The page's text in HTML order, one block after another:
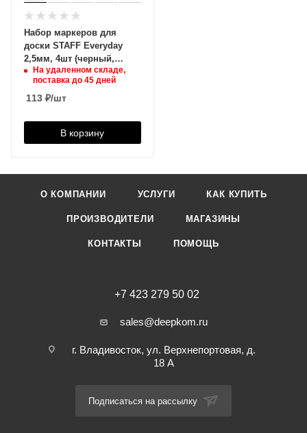
Набор маркеров для
доски STAFF Everyday
2,5мм, 4шт (черный,
красный, синий,
зеленый), 151097
На удаленном складе,
поставка до 45 дней
113 ₽/шт
В корзину
О КОМПАНИИ УСЛУГИ КАК КУПИТЬ
ПРОИЗВОДИТЕЛИ МАГАЗИНЫ
КОНТАКТЫ ПОМОЩЬ
+7 423 279 50 02
sales@deepkom.ru
г. Владивосток, ул. Верхнепортовая, д.
18 А
Подписаться на рассылку